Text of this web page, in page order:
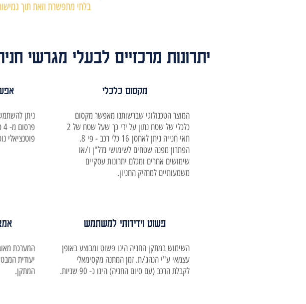
בלתי מתפשרת וזאת תוך
יתרונות מרכזיים לבעלי מגרשי
ניתן
פוטנציאלי
מקסום כלכלי
המוצר הטכנולוגי שברשותנו מאפשר מקסום
כלכלי של שטח נתון על ידי כך שעל שטח של 2
תאי חנייה ניתן לאחסן 16 כלי רכב - פי 8.
הפתרון מפנה שטחים לשימושי נדל"ן ו/או
שימושים אחרים ומגלם יתרונות עסקיים
משמעותיים למחזיק החניון.
המערכת
יעודית
המתקן.
פשוט וידידותי למשתמש
השימוש במתקן החניה הינו פשוט ומבוצע באופן
עצמאי ע"י הנהג/ת. זמן המתנה מקסימאלי
לקבלת הרכב (עם סיום החניה) הינו כ- 90 שניות.